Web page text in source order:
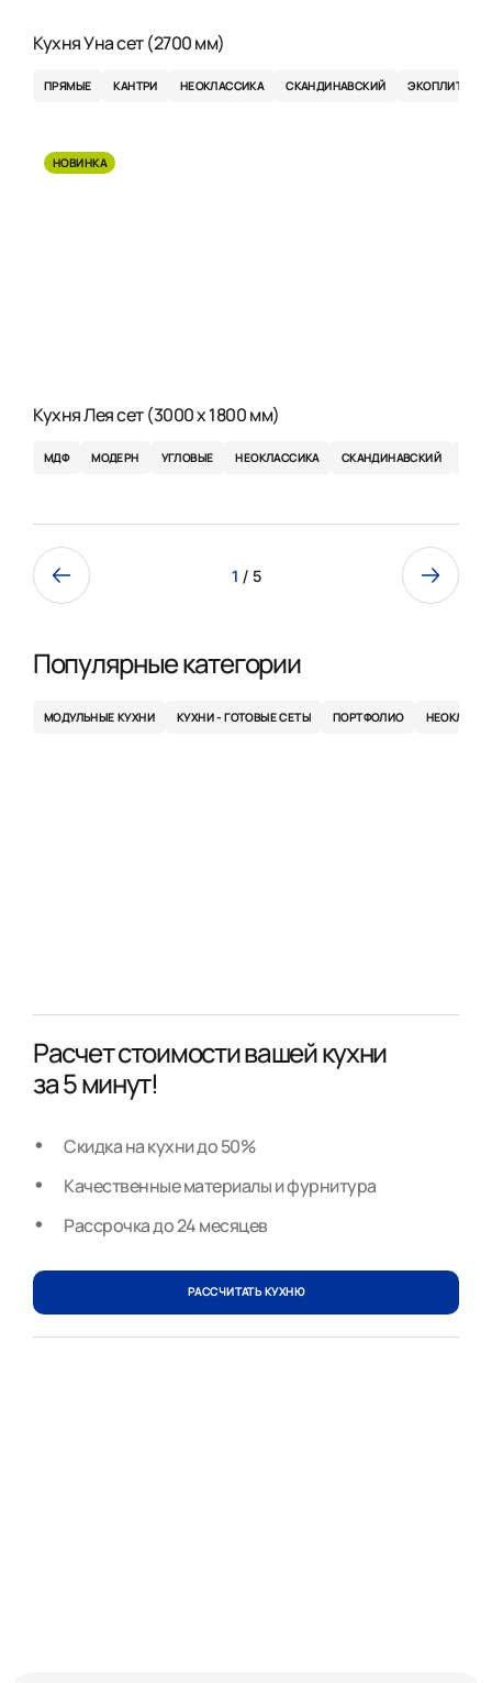
Кухня Уна сет (2700 мм)
ПРЯМЫЕ КАНТРИ НЕОКЛАССИКА СКАНДИНАВСКИЙ ЭКОПЛИТА
НОВИНКА
Кухня Лея сет (3000 x 1800 мм)
МДФ МОДЕРН УГЛОВЫЕ НЕОКЛАССИКА СКАНДИНАВСКИЙ
1 / 5
Популярные категории
МОДУЛЬНЫЕ КУХНИ КУХНИ - ГОТОВЫЕ СЕТЫ ПОРТФОЛИО
Расчет стоимости вашей кухни
за 5 минут!
Скидка на кухни до 50%
Качественные материалы и фурнитура
Рассрочка до 24 месяцев
РАССЧИТАТЬ КУХНЮ